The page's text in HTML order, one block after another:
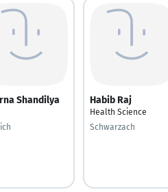
Shandilya Habib Raj
Health Science
Schwarzach